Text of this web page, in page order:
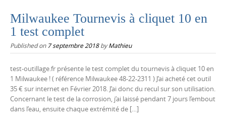
Milwaukee Tournevis à cliquet 10 en
1 test complet
Published on 7 septembre 2018byMathieu
test-outillage.fr présente le test complet du tournevis à cliquet 10 en
1 Milwaukee ! ( référence Milwaukee 48-22-2311 ) J’ai acheté cet outil
35 € sur internet en Février 2018. J’ai donc du recul sur son utilisation.
Concernant le test de la corrosion, j’ai laissé pendant 7 jours l’embout
dans l’eau, ensuite chaque extrémité de […]